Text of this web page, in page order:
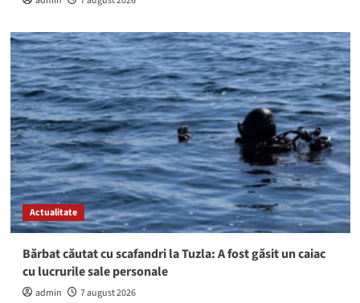
Actualitate
Bărbat căutat cu scafandri la Tuzla: A fost găsit un caiac
cu lucrurile sale personale
admin 7 august 2026